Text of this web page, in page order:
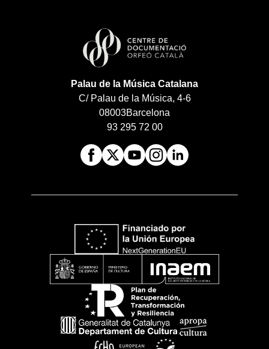
Palau de la Música Catalana
C/ Palau de la Música, 4-6
08003Barcelona
93 295 72 00